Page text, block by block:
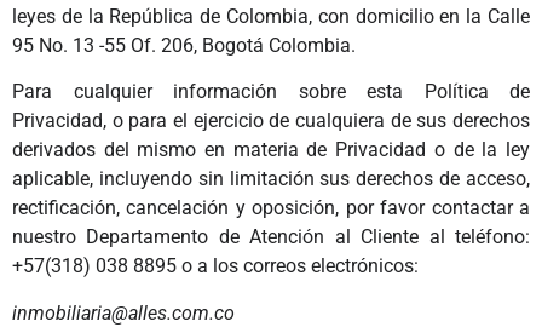
leyes de la República de Colombia, con domicilio en la Calle
95 No. 13 -55 Of. 206, Bogotá Colombia.
Para cualquier información sobre esta Política de
Privacidad, o para el ejercicio de cualquiera de sus derechos
derivados del mismo en materia de Privacidad o de la ley
aplicable, incluyendo sin limitación sus derechos de acceso,
rectificación, cancelación y oposición, por favor contactar a
nuestro Departamento de Atención al Cliente al teléfono:
+57(318) 038 8895 o a los correos electrónicos:
inmobiliaria@alles.com.co